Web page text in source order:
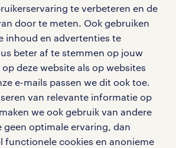
te verbeteren en de
door te meten. Ook gebruiken
inhoud en advertenties te
beter af te stemmen op jouw
deze website als op websites
e-mails passen we dit ook toe.
van relevante informatie op
we ook gebruik van andere
geen optimale ervaring, dan
functionele cookies en anonieme
en inspiratie.